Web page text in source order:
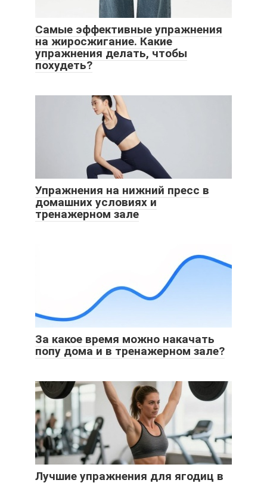
Самые эффективные упражнения
на жиросжигание. Какие
упражнения делать, чтобы
похудеть?
Упражнения на нижний пресс в
домашних условиях и
тренажерном зале
За какое время можно накачать
попу дома и в тренажерном зале?
Лучшие упражнения для ягодиц в